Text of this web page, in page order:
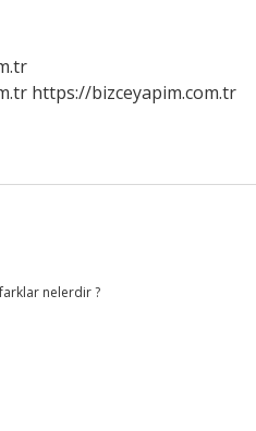
https://bizceyapim.com.tr
farklar nelerdir ?